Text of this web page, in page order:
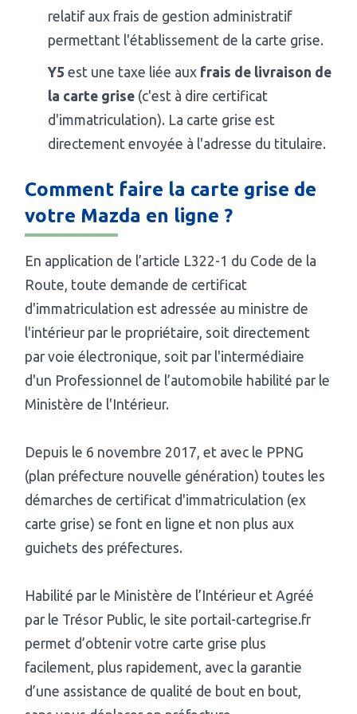
relatif aux frais de gestion administratif
permettant l'établissement de la carte grise.
Y5 est une taxe liée aux frais de livraison de
la carte grise (c'est à dire certificat
d'immatriculation). La carte grise est
directement envoyée à l'adresse du titulaire.
Comment faire la carte grise de
votre Mazda en ligne ?
En application de l’article L322-1 du Code de la
Route, toute demande de certificat
d'immatriculation est adressée au ministre de
l'intérieur par le propriétaire, soit directement
par voie électronique, soit par l'intermédiaire
d'un Professionnel de l’automobile habilité par le
Ministère de l'Intérieur.
Depuis le 6 novembre 2017, et avec le PPNG
(plan préfecture nouvelle génération) toutes les
démarches de certificat d'immatriculation (ex
carte grise) se font en ligne et non plus aux
guichets des préfectures.
Habilité par le Ministère de l’Intérieur et Agréé
par le Trésor Public, le site portail-cartegrise.fr
permet d’obtenir votre carte grise plus
facilement, plus rapidement, avec la garantie
d’une assistance de qualité de bout en bout,